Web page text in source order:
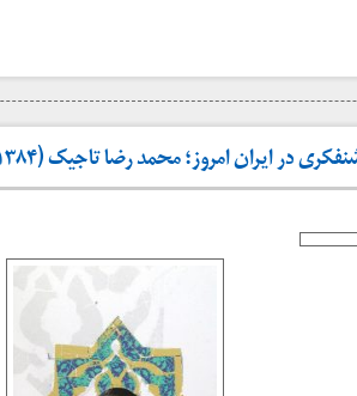
در ایران امروز؛ محمد رضا تاجیک (۱۳۸۴)